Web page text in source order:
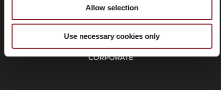
Allow selection
Use necessary cookies only
SERVICE CLIENT
CORPORATE